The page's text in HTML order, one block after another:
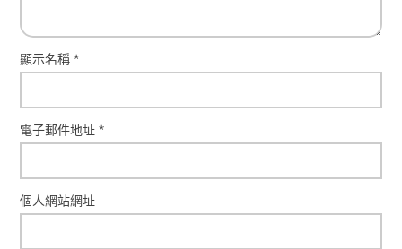
顯示名稱*
電子郵件地址*
個人網站網址